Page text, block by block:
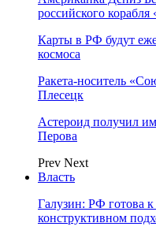
российского
Карты в РФ будут
космоса
Ракета-носитель
Плесецк
Астероид получил
Перова
Prev Next
Власть
Галузин: РФ готова
конструктивном